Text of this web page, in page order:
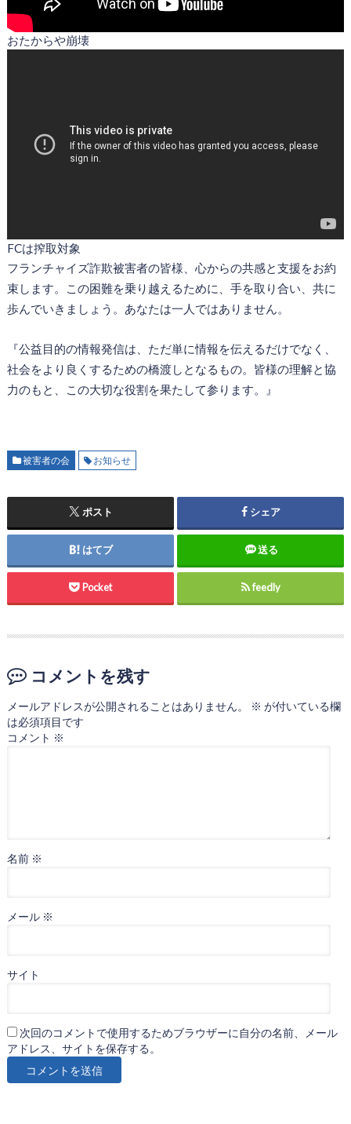
おたからや崩壊
FCは搾取対象
フランチャイズ詐欺被害者の皆様、心からの共感と支援をお約
束します。この困難を乗り越えるために、手を取り合い、共に
歩んでいきましょう。あなたは一人ではありません。
『公益目的の情報発信は、ただ単に情報を伝えるだけでなく、
社会をより良くするための橋渡しとなるもの。皆様の理解と協
力のもと、この大切な役割を果たして参ります。』
被害者の会 お知らせ
ポスト シェア
はてブ 送る
Pocket feedly
コメントを残す
メールアドレスが公開されることはありません。 ※ が付いている欄
は必須項目です
コメント ※
名前 ※
メール ※
サイト
次回のコメントで使用するためブラウザーに自分の名前、メール
アドレス、サイトを保存する。